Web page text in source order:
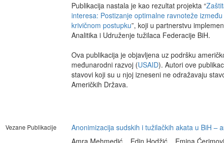
Publikacija nastala je kao rezultat projekta “
interesa: Postizanje optimalne ravnoteže
krivičnom postupku”, koji u partnerstvu
Analitika i Udruženje tužilaca Federacije BiH.
Ova publikacija je objavljena uz podršku
međunarodni razvoj (USAID). Autori ove
stavovi koji su u njoj izneseni ne odražavaju
Američkih Država.
Vezane Publikacije
Anonimizacija sudskih i tužilačkih akata u BiH –
Amra Mehmedić , Edin Hodžić , Emina